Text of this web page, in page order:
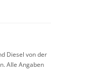
Diesel von der
Alle Angaben